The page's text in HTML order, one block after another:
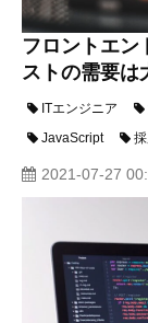
フロントエン
ストの需要は
ITエンジニア
JavaScript
2021-07-27